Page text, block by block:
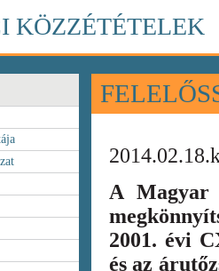
KÖZZÉTÉTELEK
A Magyar
2001. évi
és az